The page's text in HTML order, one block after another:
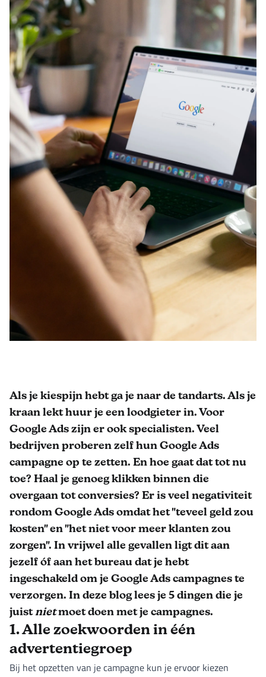
Als je kiespijn hebt ga je naar de tandarts. Als je
kraan lekt huur je een loodgieter in. Voor
Google Ads zijn er ook specialisten. Veel
bedrijven proberen zelf hun Google Ads
campagne op te zetten. En hoe gaat dat tot nu
toe? Haal je genoeg klikken binnen die
overgaan tot conversies? Er is veel negativiteit
rondom Google Ads omdat het "teveel geld zou
kosten" en "het niet voor meer klanten zou
zorgen". In vrijwel alle gevallen ligt dit aan
jezelf óf aan het bureau dat je hebt
ingeschakeld om je Google Ads campagnes te
verzorgen. In deze blog lees je 5 dingen die je
juistnietmoet doen met je campagnes.
1. Alle zoekwoorden in één
advertentiegroep
Bij het opzetten van je campagne kun je ervoor kiezen